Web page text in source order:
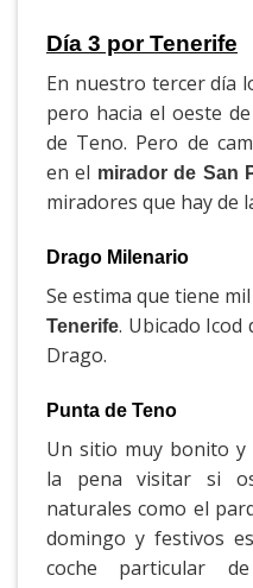
Día 3 por Tenerife
En nuestro tercer día
pero hacia el oeste
de Teno. Pero de
en el mirador de San
miradores que hay de
Drago Milenario
Se estima que tiene mil
Tenerife. Ubicado Icod
Drago.
Punta de Teno
Un sitio muy bonito y
la pena visitar si
naturales como el
domingo y festivos
coche particular